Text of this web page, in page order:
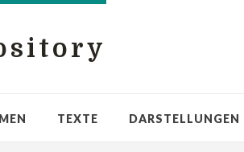
TEXTE DARSTELLUNGEN